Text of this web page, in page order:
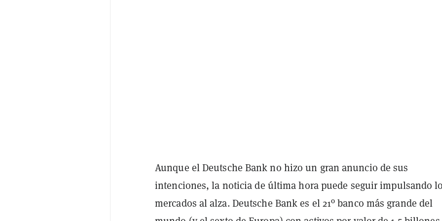
Aunque el Deutsche Bank no hizo un gran anuncio de sus
intenciones, la noticia de última hora puede seguir impulsando
mercados al alza. Deutsche Bank es el 21º banco más grande del